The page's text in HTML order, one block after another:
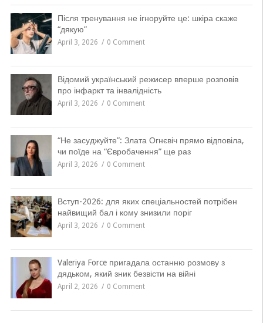
Після тренування не ігноруйте це: шкіра скаже
“дякую”
April 3, 2026 0 Comment
Відомий український режисер вперше розповів
про інфаркт та інвалідність
April 3, 2026 0 Comment
“Не засуджуйте”: Злата Огнєвіч прямо відповіла,
чи поїде на “Євробачення” ще раз
April 3, 2026 0 Comment
Вступ-2026: для яких спеціальностей потрібен
найвищий бал і кому знизили поріг
April 3, 2026 0 Comment
Valeriya Force пригадала останню розмову з
дядьком, який зник безвісти на війні
April 2, 2026 0 Comment